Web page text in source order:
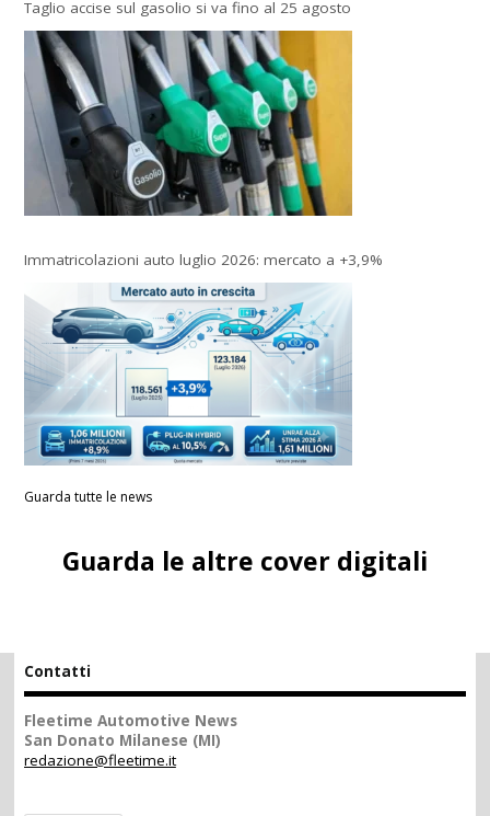
Taglio accise sul gasolio si va fino al 25 agosto
Immatricolazioni auto luglio 2026: mercato a +3,9%
Guarda tutte le news
Guarda le altre cover digitali
Contatti
Fleetime Automotive News
San Donato Milanese (MI)
redazione@fleetime.it